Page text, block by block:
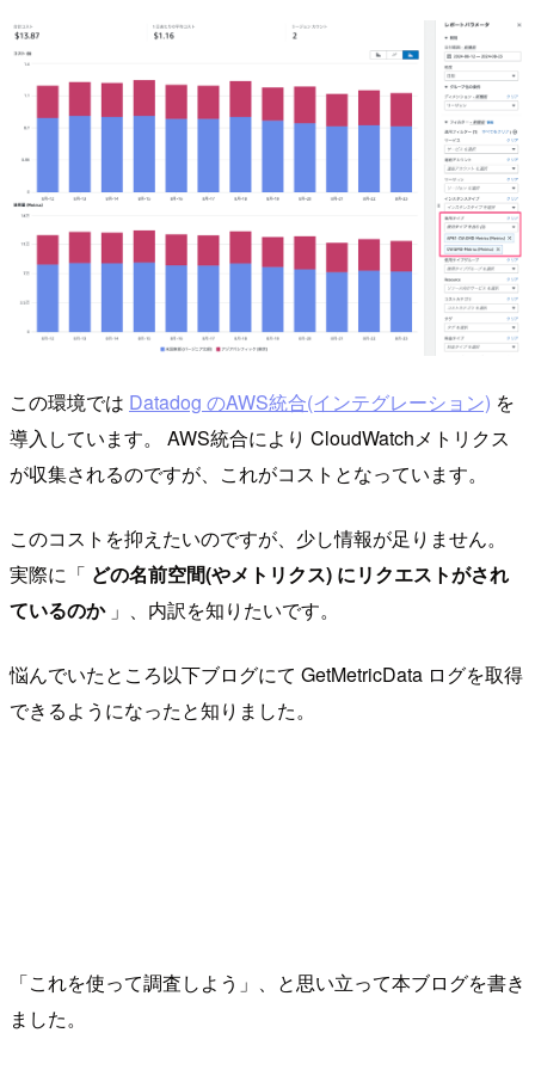
この環境では Datadog のAWS統合(インテグレーション) を
導入しています。 AWS統合により CloudWatchメトリクス
が収集されるのですが、これがコストとなっています。
このコストを抑えたいのですが、少し情報が足りません。
実際に「 どの名前空間(やメトリクス) にリクエストがされ
ているのか」、内訳を知りたいです。
悩んでいたところ以下ブログにて GetMetricData ログを取得
できるようになったと知りました。
「これを使って調査しよう」、と思い立って本ブログを書き
ました。